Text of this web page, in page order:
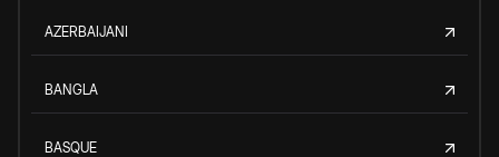
AZERBAIJANI
BANGLA
BASQUE